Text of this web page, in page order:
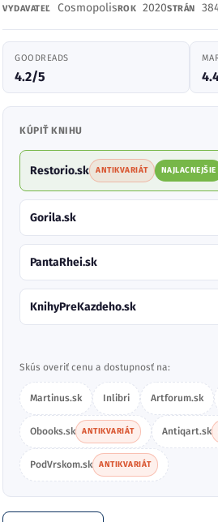
VYDAVATEĽ CosmopolisROK 2020STRÁN
GOODREADS
4.2/5
KÚPIŤ KNIHU
Restorio.sk ANTIKVARIÁT NAJLACNEJŠIE
Gorila.sk
PantaRhei.sk
KnihyPreKazdeho.sk
Skús overiť cenu a dostupnosť na:
Martinus.sk Inlibri Artforum.sk
Obooks.sk ANTIKVARIÁT Antiqart.sk
PodVrskom.sk ANTIKVARIÁT